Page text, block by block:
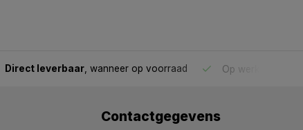
Direct leverbaar , wanneer op voorraad Op werkdagen
Contactgegevens